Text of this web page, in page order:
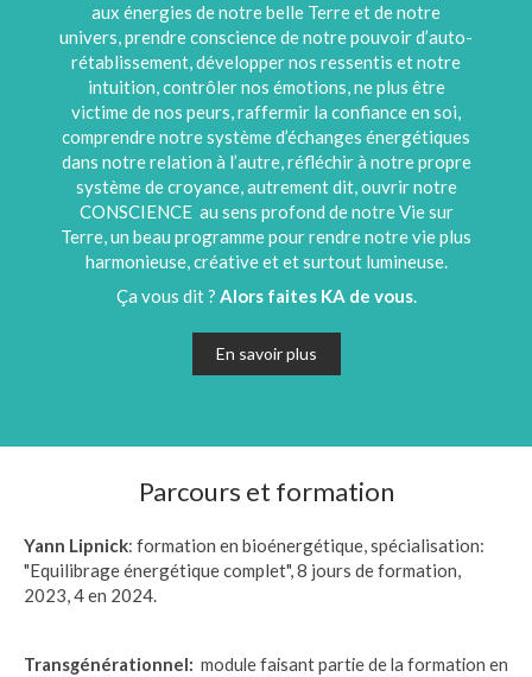
aux énergies de notre belle Terre et de notre
univers, prendre conscience de notre pouvoir d’auto-
rétablissement, développer nos ressentis et notre
intuition, contrôler nos émotions, ne plus être
victime de nos peurs, raffermir la confiance en soi,
comprendre notre système d’échanges énergétiques
dans notre relation à l’autre, réfléchir à notre propre
système de croyance, autrement dit, ouvrir notre
CONSCIENCE au sens profond de notre Vie sur
Terre, un beau programme pour rendre notre vie plus
harmonieuse, créative et et surtout lumineuse.
Ça vous dit ? Alors faites KA de vous.
En savoir plus
Parcours et formation
Yann Lipnick: formation en bioénergétique, spécialisation:
"Equilibrage énergétique complet", 8 jours de formation,
2023, 4 en 2024.
Transgénérationnel: module faisant partie de la formation en